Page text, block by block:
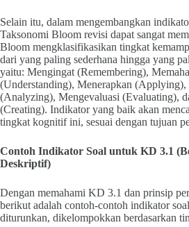
Selain itu, dalam mengembangkan
Taksonomi Bloom revisi dapat sangat
Bloom mengklasifikasikan tingkat
dari yang paling sederhana hingga yang
yaitu: Mengingat (Remembering),
(Understanding), Menerapkan (Applying),
(Analyzing), Mengevaluasi (Evaluating),
(Creating). Indikator yang baik akan
tingkat kognitif ini, sesuai dengan tujuan
Contoh Indikator Soal untuk KD 3.1
Deskriptif)
Dengan memahami KD 3.1 dan prinsip
berikut adalah contoh-contoh indikator
diturunkan, dikelompokkan berdasarkan